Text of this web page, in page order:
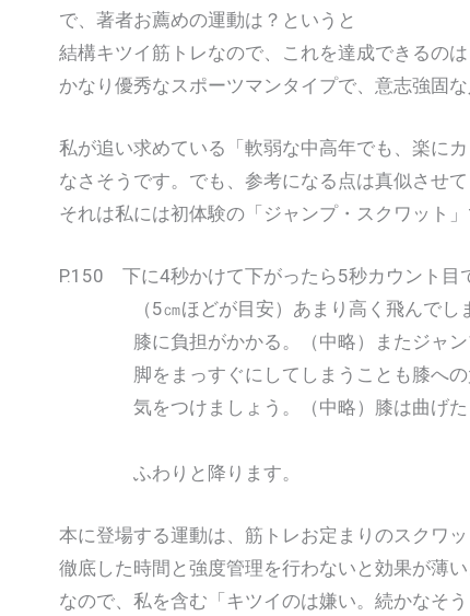
で、著者お薦めの運動は？というと
結構キツイ筋トレなので、これを達成できるのは
かなり優秀なスポーツマンタイプで、意志強固な
私が追い求めている「軟弱な中高年でも、楽に
なさそうです。でも、参考になる点は真似させて
それは私には初体験の「ジャンプ・スクワット」
P.150 下に4秒かけて下がったら5秒カウント目
（5㎝ほどが目安）あまり高く飛んでしま
膝に負担がかかる。（中略）またジャン
脚をまっすぐにしてしまうことも膝への
気をつけましょう。（中略）膝は曲げたま
ふわりと降ります。
本に登場する運動は、筋トレお定まりのスクワッ
徹底した時間と強度管理を行わないと効果が薄い
なので、私を含む「キツイのは嫌い。続かなそ